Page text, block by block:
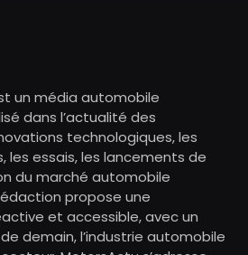
un média automobile
dans l’actualité des
technologiques, les
les essais, les lancements de
du marché automobile
propose une
et accessible, avec un
demain, l’industrie automobile